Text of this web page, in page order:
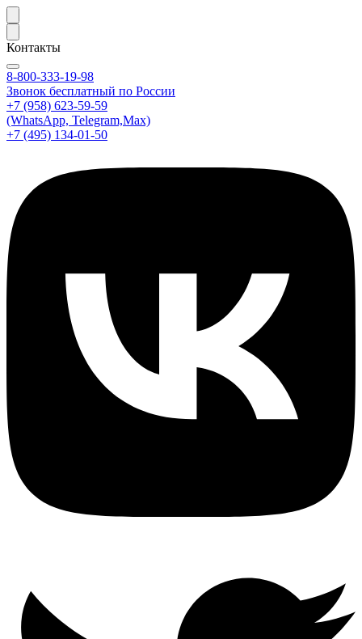
Контакты
8-800-333-19-98
Звонок бесплатный по России
+7 (958) 623-59-59
(WhatsApp, Telegram,Max)
+7 (495) 134-01-50